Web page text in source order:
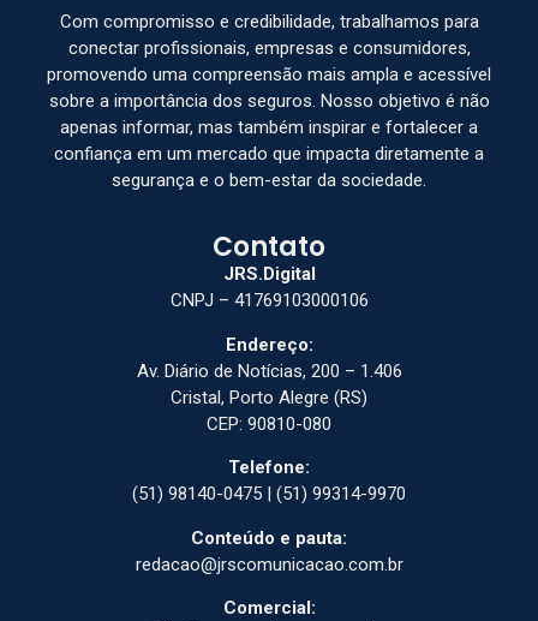
Com compromisso e credibilidade, trabalhamos para
conectar profissionais, empresas e consumidores,
promovendo uma compreensão mais ampla e acessível
sobre a importância dos seguros. Nosso objetivo é não
apenas informar, mas também inspirar e fortalecer a
confiança em um mercado que impacta diretamente a
segurança e o bem-estar da sociedade.
Contato
JRS.Digital
CNPJ – 41769103000106
Endereço:
Av. Diário de Notícias, 200 – 1.406
Cristal, Porto Alegre (RS)
CEP: 90810-080
Telefone:
(51) 98140-0475 | (51) 99314-9970
Conteúdo e pauta:
redacao@jrscomunicacao.com.br
Comercial: